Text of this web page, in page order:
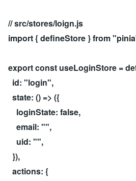
// src/stores/loign.js
import { defineStore } from
export const useLoginStore =
id: "login",
state: () => ({
loginState: false,
email: "",
uid: "",
}),
actions: {